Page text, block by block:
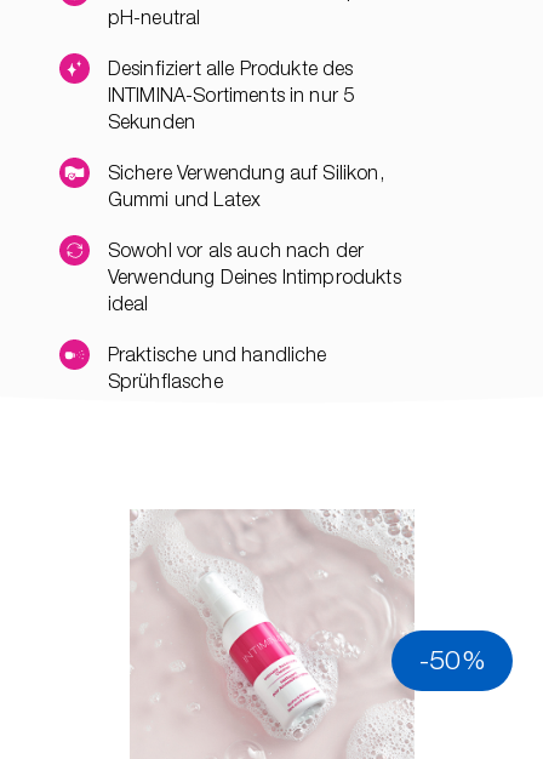
pH-neutral
Desinfiziert alle Produkte des
INTIMINA-Sortiments in nur 5
Sekunden
Sichere Verwendung auf Silikon,
Gummi und Latex
Sowohl vor als auch nach der
Verwendung Deines Intimprodukts
ideal
Praktische und handliche
Sprühflasche
-50%